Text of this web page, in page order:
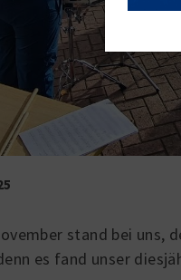
stand bei uns,
es fand unser